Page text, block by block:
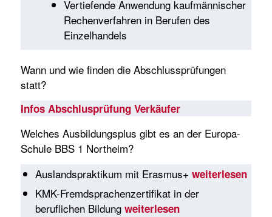
Vertiefende Anwendung kaufmännischer
Rechenverfahren in Berufen des
Einzelhandels
Wann und wie finden die Abschlussprüfungen
statt?
Infos Abschlusprüfung Verkäufer
Welches Ausbildungsplus gibt es an der Europa-
Schule BBS 1 Northeim?
Auslandspraktikum mit Erasmus+ weiterlesen
KMK-Fremdsprachenzertifikat in der
beruflichen Bildung weiterlesen